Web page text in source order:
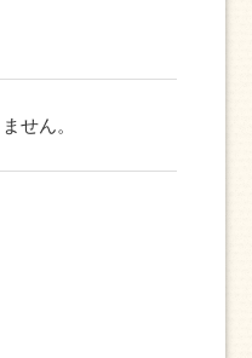
せん。